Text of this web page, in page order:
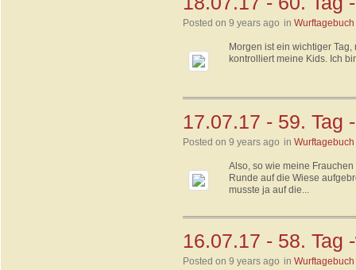
Posted on 9 years ago in
Morgen ist ein wichtiger
kontrolliert meine Kids. Ich
17.07.17 - 59. Tag
Posted on 9 years ago in
Also, so wie meine
Runde auf die Wiese
musste ja auf die...
16.07.17 - 58. Tag
Posted on 9 years ago in